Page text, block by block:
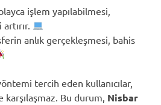
işlem yapılabilmesi,
anlık gerçekleşmesi, bahis
tercih eden kullanıcılar,
Bu durum, Nisbar